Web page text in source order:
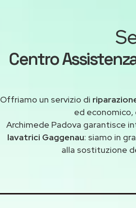
Centro
Offriamo un servizio di
ed economico,
Archimede Padova garantisce
lavatrici Gaggenau: siamo in
alla sostituzione